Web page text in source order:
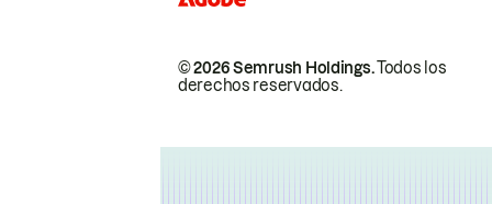
© 2026 Semrush Holdings.Todos los
derechos reservados.